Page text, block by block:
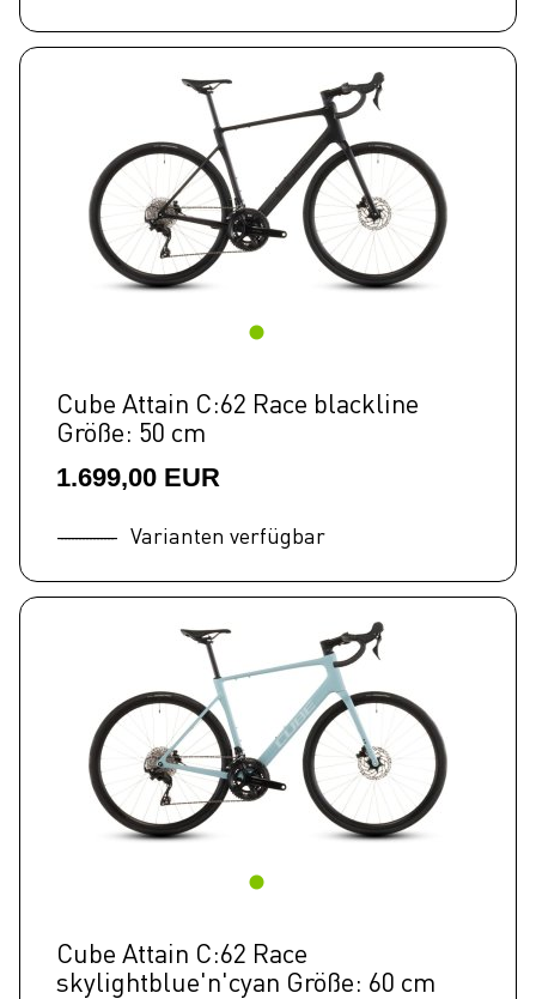
Cube Attain C:62 Race blackline
Größe: 50 cm
1.699,00 EUR
Varianten verfügbar
Cube Attain C:62 Race
skylightblue'n'cyan Größe: 60 cm